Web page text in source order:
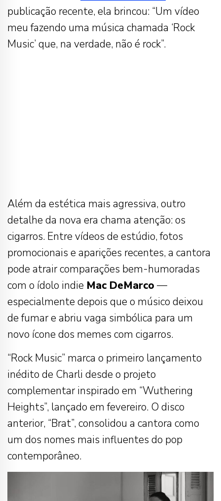
publicação recente, ela brincou: “Um vídeo
meu fazendo uma música chamada ‘Rock
Music’ que, na verdade, não é rock”.
Além da estética mais agressiva, outro
detalhe da nova era chama atenção: os
cigarros. Entre vídeos de estúdio, fotos
promocionais e aparições recentes, a cantora
pode atrair comparações bem-humoradas
com o ídolo indie Mac DeMarco —
especialmente depois que o músico deixou
de fumar e abriu vaga simbólica para um
novo ícone dos memes com cigarros.
“Rock Music” marca o primeiro lançamento
inédito de Charli desde o projeto
complementar inspirado em “Wuthering
Heights”, lançado em fevereiro. O disco
anterior, “Brat”, consolidou a cantora como
um dos nomes mais influentes do pop
contemporâneo.